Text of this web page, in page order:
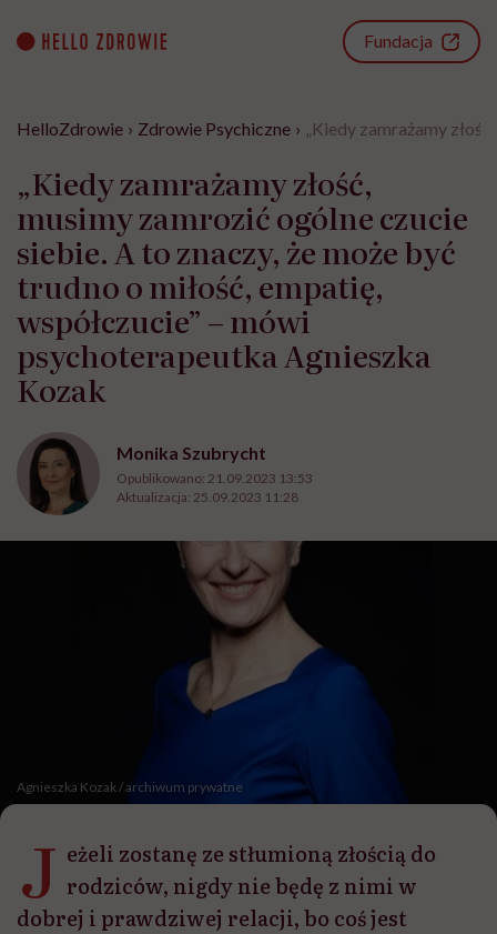
content
Fundacja
HelloZdrowie › Zdrowie Psychiczne › „Kiedy zamrażamy
„Kiedy zamrażamy złość,
musimy zamrozić ogólne czucie
siebie. A to znaczy, że może być
trudno o miłość, empatię,
współczucie” – mówi
psychoterapeutka Agnieszka
Kozak
Monika Szubrycht
Opublikowano: 21.09.2023 13:53
Aktualizacja: 25.09.2023 11:28
Agnieszka Kozak / archiwum prywatne
J eżeli zostanę ze stłumioną złością do
rodziców, nigdy nie będę z nimi w
dobrej i prawdziwej relacji, bo coś jest